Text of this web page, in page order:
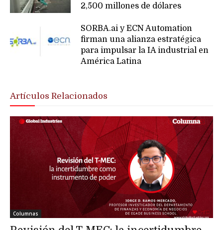
2,500 millones de dólares
SORBA.ai y ECN Automation
firman una alianza estratégica
para impulsar la IA industrial en
América Latina
Artículos Relacionados
Columnas